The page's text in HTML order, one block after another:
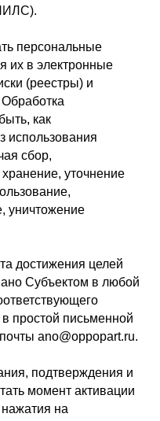
персональные
их в электронные
(реестры) и
как
использования
сбор,
уточнение
уничтожение
достижения целей
Субъектом в любой
простой письменной
ano@oppopart.ru.
подтверждения и
момент активации
на